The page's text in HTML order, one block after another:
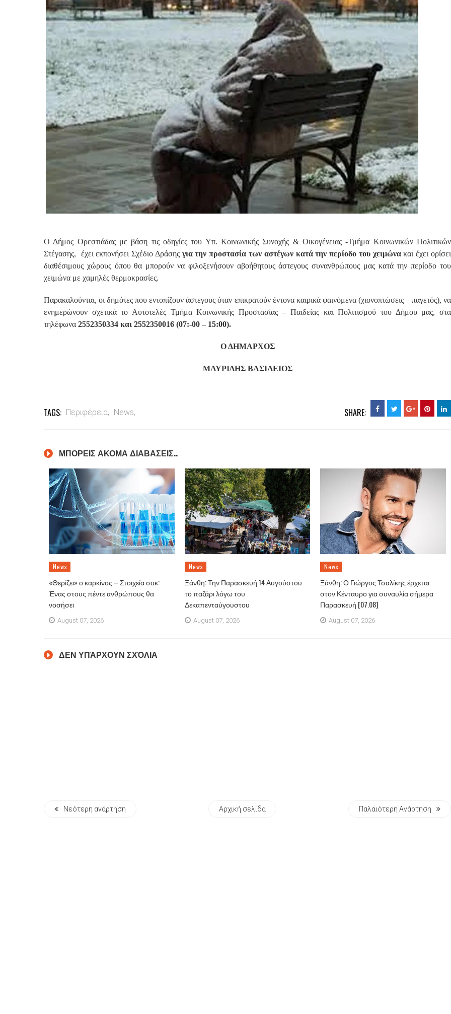
Ο Δήμος Ορεστιάδας με βάση τις οδηγίες του Υπ. Κοινωνικής Συνοχής & Οικογένειας -Τμήμα Κοινωνικών Πολιτικών
Στέγασης, έχει εκπονήσει Σχέδιο Δράσης για την προστασία των αστέγων κατά την περίοδο του χειμώνακαι έχει ορίσει
διαθέσιμους χώρους όπου θα μπορούν να φιλοξενήσουν αβοήθητους άστεγους συνανθρώπους μας κατά την περίοδο του
χειμώνα με χαμηλές θερμοκρασίες.
Παρακαλούνται, οι δημότες που εντοπίζουν άστεγους όταν επικρατούν έντονα καιρικά φαινόμενα (χιονοπτώσεις – παγετός), να
ενημερώνουν σχετικά το Αυτοτελές Τμήμα Κοινωνικής Προστασίας – Παιδείας και Πολιτισμού του Δήμου μας, στα
τηλέφωνα 2552350334 και 2552350016 (07:-00 – 15:00).
Ο ΔΗΜΑΡΧΟΣ
ΜΑΥΡΙΔΗΣ ΒΑΣΙΛΕΙΟΣ
TAGS: Περιφέρεια, News, SHARE:
ΜΠΟΡΕΙΣ ΑΚΟΜΑ ΔΙΑΒΑΣΕΙΣ..
News
«Θερίζει» ο καρκίνος – Στοιχεία σοκ:
Ένας στους πέντε ανθρώπους θα
νοσήσει
August 07, 2026
News
Ξάνθη: Την Παρασκευή 14 Αυγούστου
το παζάρι λόγω του
Δεκαπενταύγουστου
August 07, 2026
News
Ξάνθη: Ο Γιώργος Τσαλίκης έρχεται
στον Κένταυρο για συναυλία σήμερα
Παρασκευή [07.08]
August 07, 2026
ΔΕΝ ΥΠΆΡΧΟΥΝ ΣΧΌΛΙΑ
Νεότερη ανάρτηση Αρχική σελίδα Παλαιότερη Ανάρτηση